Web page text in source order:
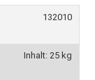
132010
Inhalt: 25 kg